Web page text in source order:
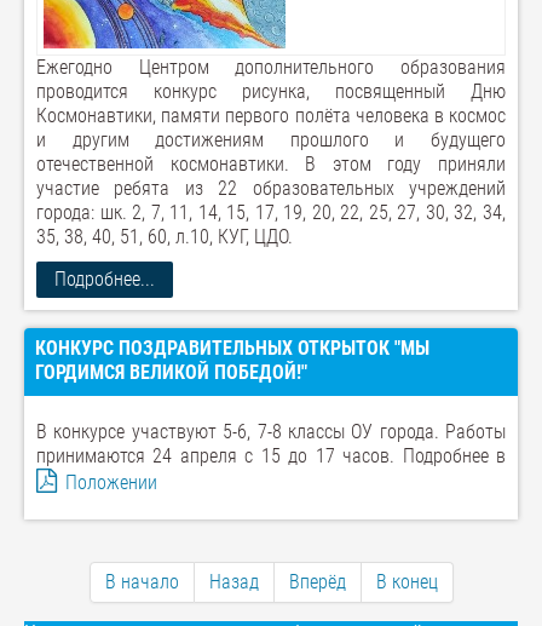
Ежегодно Центром дополнительного образования
проводится конкурс рисунка, посвященный Дню
Космонавтики, памяти первого полёта человека в космос
и другим достижениям прошлого и будущего
отечественной космонавтики. В этом году приняли
участие ребята из 22 образовательных учреждений
города: шк. 2, 7, 11, 14, 15, 17, 19, 20, 22, 25, 27, 30, 32, 34,
35, 38, 40, 51, 60, л.10, КУГ, ЦДО.
Подробнее...
КОНКУРС ПОЗДРАВИТЕЛЬНЫХ ОТКРЫТОК "МЫ
ГОРДИМСЯ ВЕЛИКОЙ ПОБЕДОЙ!"
В конкурсе участвуют 5-6, 7-8 классы ОУ города. Работы
принимаются 24 апреля с 15 до 17 часов. Подробнее в
Положении
В начало Назад Вперёд В конец